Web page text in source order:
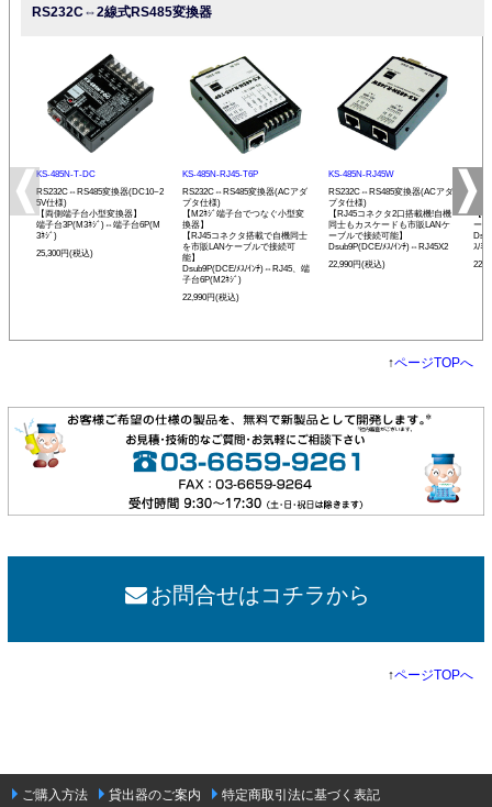
RS232C⇔2線式RS485変換器
KS-485N-T-DC
RS232C⇔RS485変換器(DC10~2
5V仕様)
【両側端子台小型変換器】
端子台3P(M3ﾈｼﾞ)⇔端子台6P(M
3ﾈｼﾞ)
25,300円(税込)
KS-485N-RJ45-T6P
RS232C⇔RS485変換器(ACアダ
プタ仕様)
【M2ﾈｼﾞ端子台でつなぐ小型変
換器】
【RJ45コネクタ搭載で自機同士
を市販LANケーブルで接続可
能】
Dsub9P(DCE/ﾒｽ/ｲﾝﾁ)⇔RJ45、端
子台6P(M2ﾈｼﾞ)
22,990円(税込)
KS-485N-RJ45W
RS232C⇔RS485変換器(ACアダ
プタ仕様)
【RJ45コネクタ2口搭載機!自機
同士もカスケードも市販LANケ
ーブルで接続可能】
Dsub9P(DCE/ﾒｽ/ｲﾝﾁ)⇔RJ45X2
22,990円(税込)
【
ー
ｽ/ﾐﾘ)
↑ページTOPへ
お問合せはコチラから
↑ページTOPへ
ご購入方法 貸出器のご案内 特定商取引法に基づく表記